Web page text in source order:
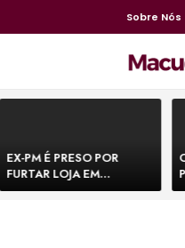
Sobre Nós
EX-PM É PRESO POR
FURTAR LOJA EM
SHOPPING NA BAHIA E